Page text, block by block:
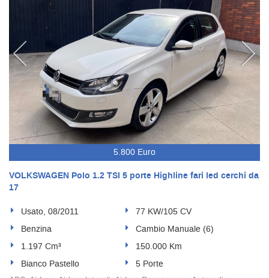
5.800 Euro
VOLKSWAGEN Polo 1.2 TSI 5 porte Highline fari led cerchi da
17
Usato, 08/2011
77 KW/105 CV
Benzina
Cambio Manuale (6)
1.197 Cm³
150.000 Km
Bianco Pastello
5 Porte